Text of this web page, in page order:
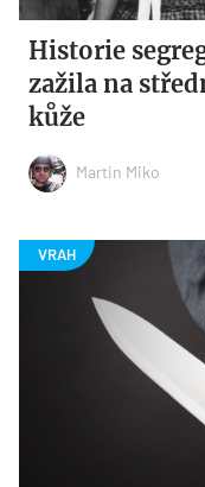
Historie
zažila na
kůže
Martin Miko